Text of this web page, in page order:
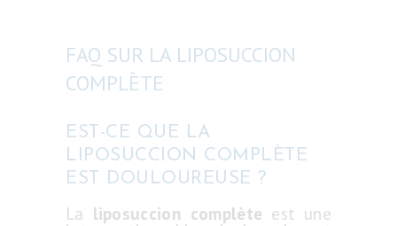
FAQ SUR LA LIPOSUCCION
COMPLÈTE
EST-CE QUE LA
LIPOSUCCION COMPLÈTE
EST DOULOUREUSE ?
La liposuccion complète est une